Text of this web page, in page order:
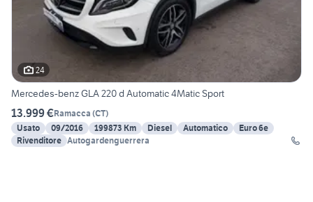
24
Mercedes-benz GLA 220 d Automatic 4Matic Sport
13.999 €Ramacca (CT)
Usato
09/2016 199873 Km Diesel Automatico
Euro 6e
Rivenditore Autogardenguerrera